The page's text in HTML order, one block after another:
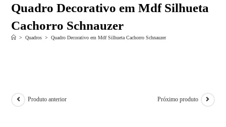
Quadro Decorativo em Mdf Silhueta
Cachorro Schnauzer
> Quadros > Quadro Decorativo em Mdf Silhueta Cachorro Schnauzer
Produto anterior Próximo produto